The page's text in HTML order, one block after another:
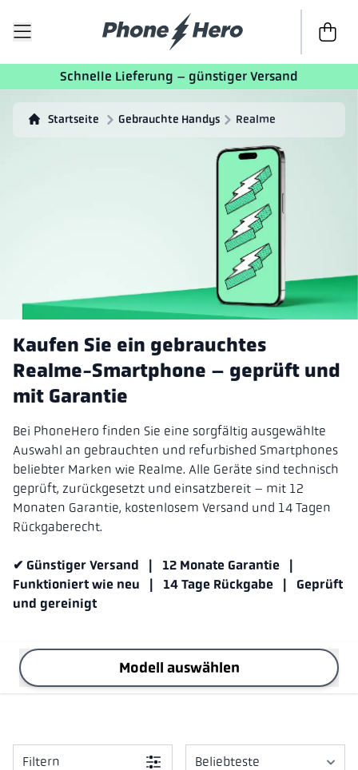
Zur Kasse
Schnelle Lieferung – günstiger Versand
Startseite Gebrauchte Handys Realme
Kaufen Sie ein gebrauchtes
Realme-Smartphone – geprüft und
mit Garantie
Bei PhoneHero finden Sie eine sorgfältig ausgewählte
Auswahl an gebrauchten und refurbished Smartphones
beliebter Marken wie Realme. Alle Geräte sind technisch
geprüft, zurückgesetzt und einsatzbereit – mit 12
Monaten Garantie, kostenlosem Versand und 14 Tagen
Rückgaberecht.
✔ Günstiger Versand | 12 Monate Garantie |
Funktioniert wie neu | 14 Tage Rückgabe | Geprüft
und gereinigt
Modell auswählen
Filtern